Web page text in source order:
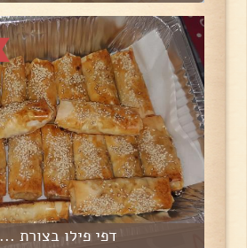
דפי פילו בצורת ...